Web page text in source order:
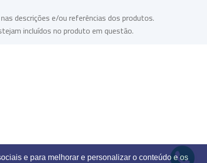
e para melhorar e personalizar o conteúdo e os
descrições e/ou referências dos produtos.
incluídos no produto em questão.